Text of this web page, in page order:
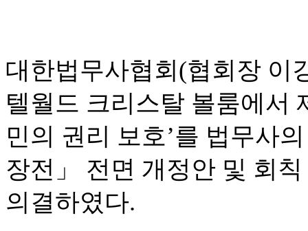
대한법무사협회(협회장 이
텔월드 크리스탈 볼룸에서
민의 권리 보호’를 법무사
장전」 전면 개정안 및 회
의결하였다.